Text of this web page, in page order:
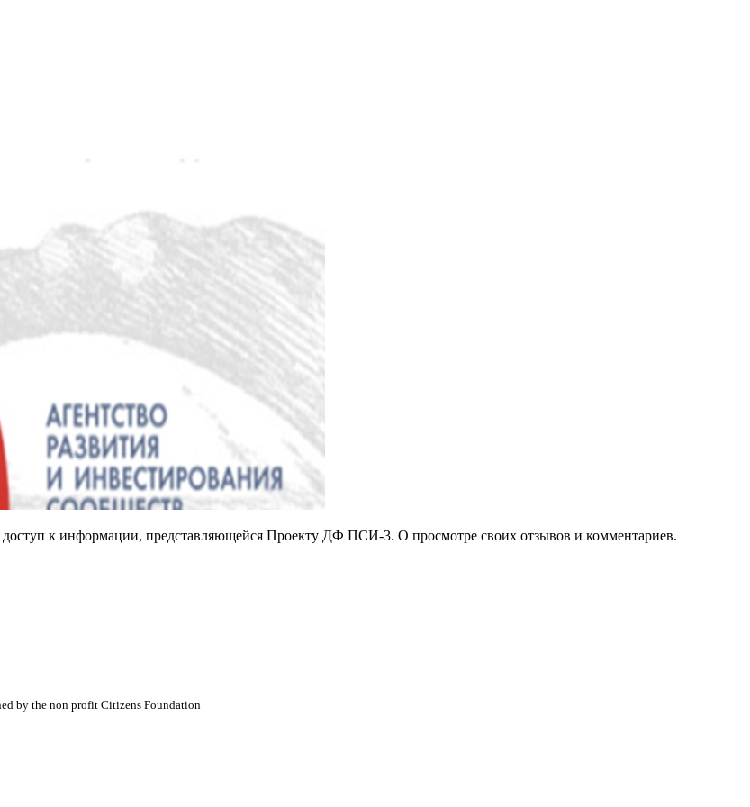
к информации, представляющейся Проекту ДФ ПСИ-3. О просмотре своих отзывов и комментариев.
by the non profit Citizens Foundation